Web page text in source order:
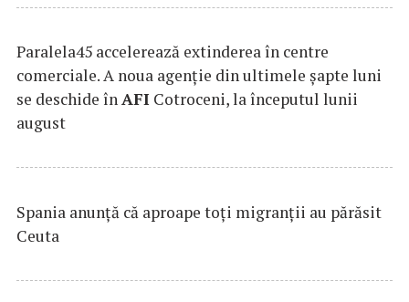
Paralela45 accelerează extinderea în centre
comerciale. A noua agenție din ultimele șapte luni
se deschide înAFI Cotroceni, la începutul lunii
august
Spania anunţă că aproape toţi migranţii au părăsit
Ceuta